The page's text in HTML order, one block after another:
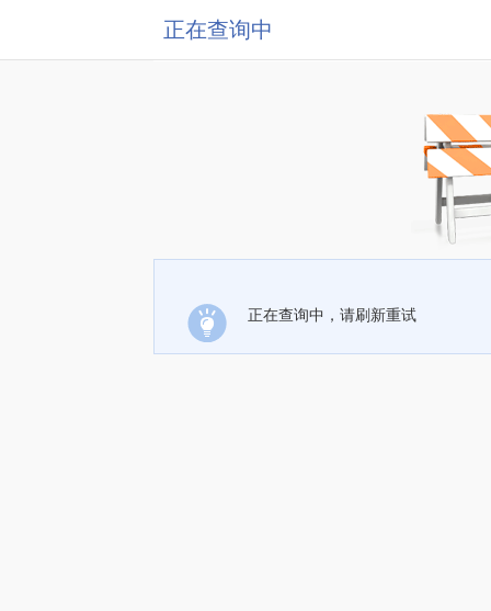
正在查询中
正在查询中，请刷新重试